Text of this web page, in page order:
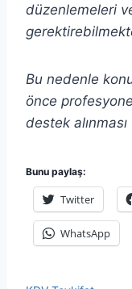
düzenlemeleri
Bu nedenle
önce
destek
Bunu paylaş:
Twitter
WhatsApp